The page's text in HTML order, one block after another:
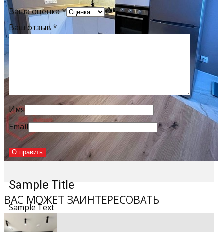
Sample Title
Sample Text
Ваша оценка*
Ваш отзыв *
Имя
Email
ВАС МОЖЕТ ЗАИНТЕРЕСОВАТЬ